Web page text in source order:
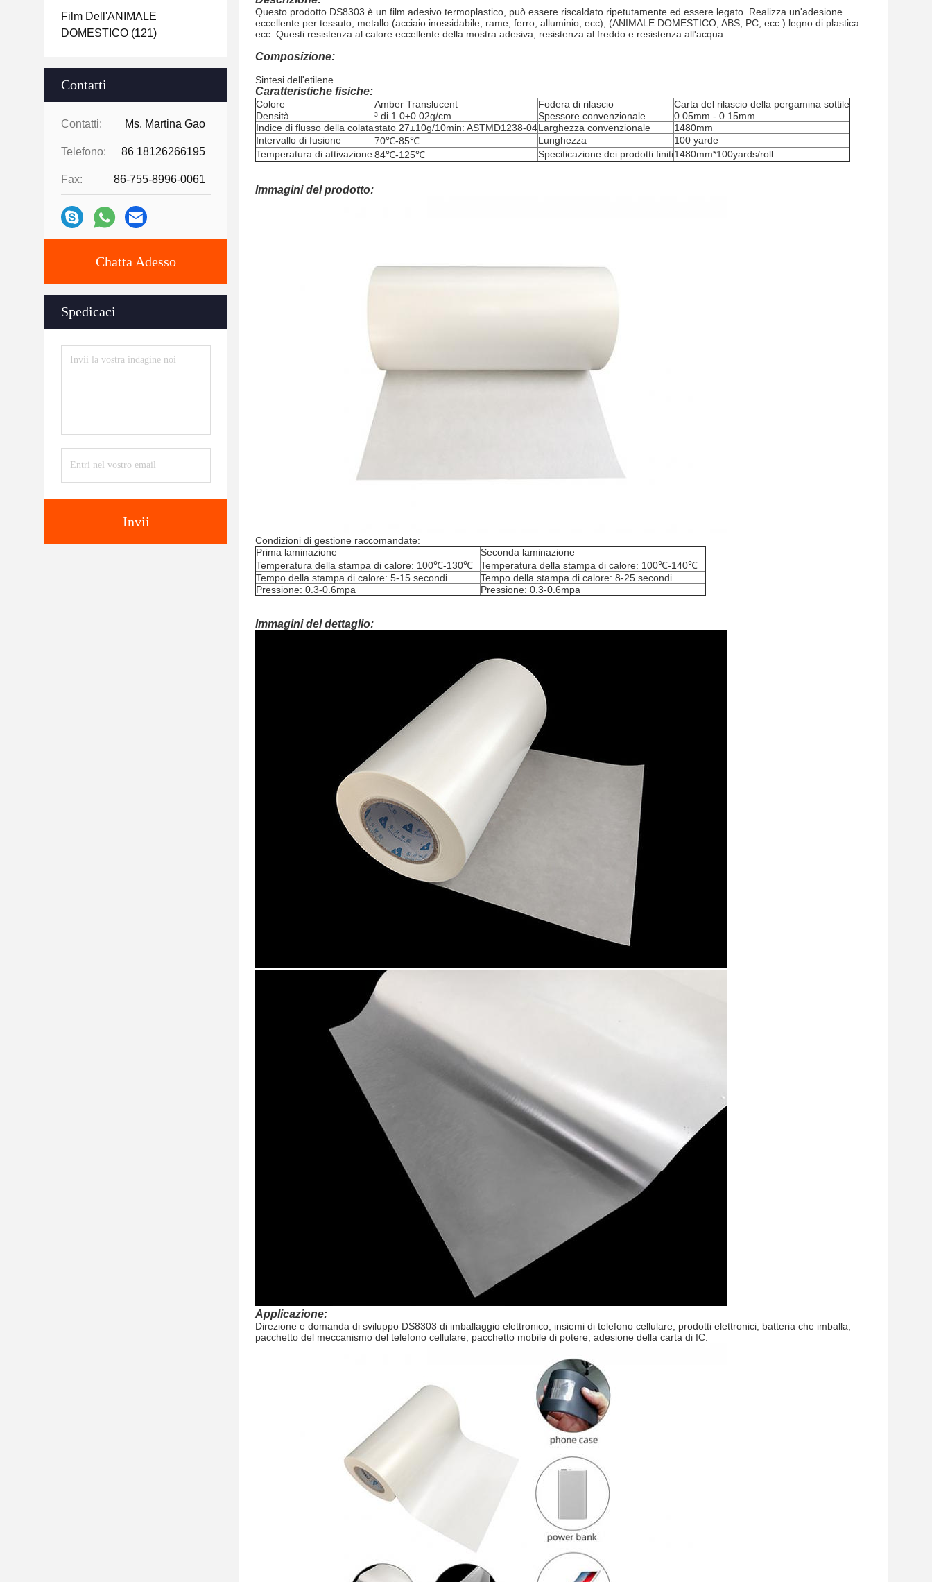
Film Dell'ANIMALE
DOMESTICO (121)
Contatti
Contatti: Ms. Martina Gao
Telefono: 86 18126266195
Fax: 86-755-8996-0061
Chatta Adesso
Spedicaci
Invii
Questo prodotto DS8303 è un film adesivo termoplastico, può essere riscaldato ripetutamente ed essere legato. Realizza un'adesione
eccellente per tessuto, metallo (acciaio inossidabile, rame, ferro, alluminio, ecc), (ANIMALE DOMESTICO, ABS, PC, ecc.) legno di plastica
ecc. Questi resistenza al calore eccellente della mostra adesiva, resistenza al freddo e resistenza all'acqua.
Composizione:
Sintesi dell'etilene
Caratteristiche fisiche:
Colore Amber Translucent Fodera di rilascio
Carta del rilascio della pergamina sottile
Densità
³ di 1.0±0.02g/cm Spessore convenzionale
0.05mm - 0.15mm
Indice di flusso della colatastato 27±10g/10min: ASTMD1238-04Larghezza convenzionale
1480mm
Intervallo di fusione
70℃-85℃ Lunghezza
100 yarde
Temperatura di attivazione84℃-125℃ Specificazione dei prodotti finiti1480mm*100yards/roll
Immagini del prodotto:
Condizioni di gestione raccomandate:
Prima laminazione
Seconda laminazione
Temperatura della stampa di calore: 100℃-130℃
Temperatura della stampa di calore: 100℃-140℃
Tempo della stampa di calore: 5-15 secondi
Tempo della stampa di calore: 8-25 secondi
Pressione: 0.3-0.6mpa
Pressione: 0.3-0.6mpa
Immagini del dettaglio:
Applicazione:
Direzione e domanda di sviluppo DS8303 di imballaggio elettronico, insiemi di telefono cellulare, prodotti elettronici, batteria che imballa,
pacchetto del meccanismo del telefono cellulare, pacchetto mobile di potere, adesione della carta di IC.